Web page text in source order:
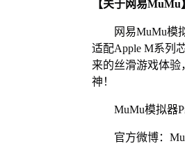
【关于网易MuMu
网易MuMu模
适配Apple M系列
来的丝滑游戏体
神！
MuMu模拟器
官方微博：